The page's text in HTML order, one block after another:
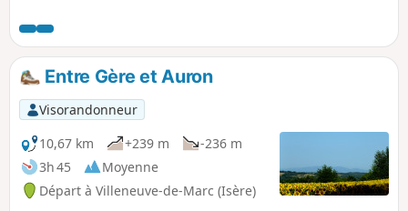
Entre Gère et Auron
Visorandonneur
10,67 km
+239 m
-236 m
3h 45
Moyenne
Départ à Villeneuve-de-Marc (Isère)